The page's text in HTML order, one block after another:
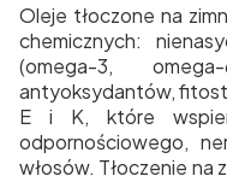
Oleje tłoczone na
chemicznych:
(omega-3,
antyoksydantów,
E i K, które
odpornościowego,
włosów. Tłoczenie na